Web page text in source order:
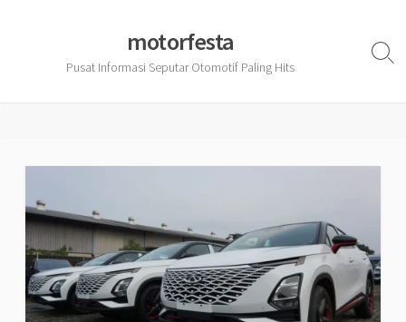
motorfesta
Pusat Informasi Seputar Otomotif Paling Hits